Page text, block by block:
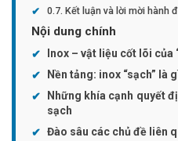
Kết luận và lời mời hành
Nội dung chính
Inox – vật liệu cốt lõi của
Nền tảng: inox “sạch” là
Những khía cạnh quyết
sạch
Đào sâu các chủ đề liên